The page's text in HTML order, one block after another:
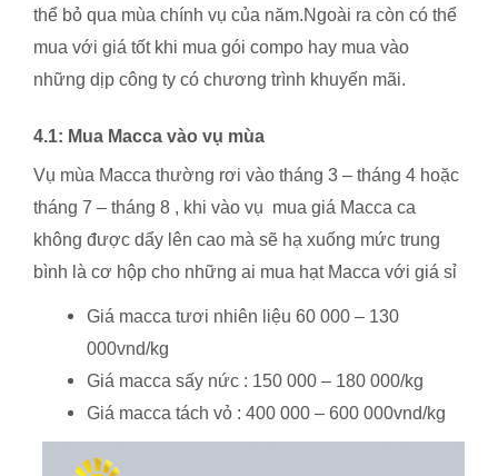
thể bỏ qua mùa chính vụ của năm.Ngoài ra còn có thể
mua với giá tốt khi mua gói compo hay mua vào
những dịp công ty có chương trình khuyến mãi.
4.1: Mua Macca vào vụ mùa
Vụ mùa Macca thường rơi vào tháng 3 – tháng 4 hoặc
tháng 7 – tháng 8 , khi vào vụ mua giá Macca ca
không được dẩy lên cao mà sẽ hạ xuống mức trung
bình là cơ hộp cho những ai mua hạt Macca với giá sỉ
Giá macca tươi nhiên liệu 60 000 – 130
000vnd/kg
Giá macca sấy nức : 150 000 – 180 000/kg
Giá macca tách vỏ : 400 000 – 600 000vnd/kg